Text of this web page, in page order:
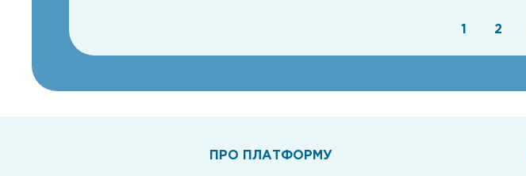
1 2
ПРО ПЛАТФОРМУ